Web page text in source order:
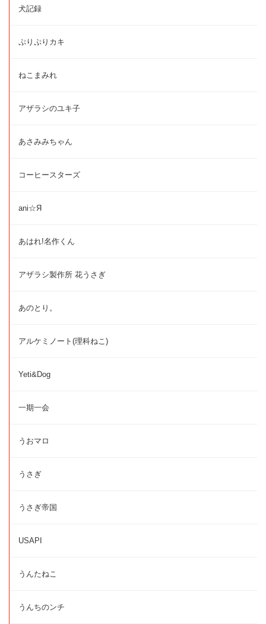
犬記録
ぷりぷりカキ
ねこまみれ
アザラシのユキ子
あさみみちゃん
コーヒースターズ
ani☆Я
あはれ!名作くん
アザラシ製作所 花うさぎ
あのとり。
アルケミノート(理科ねこ)
Yeti&Dog
一期一会
うおマロ
うさぎ
うさぎ帝国
USAPI
うんたねこ
うんちのンチ